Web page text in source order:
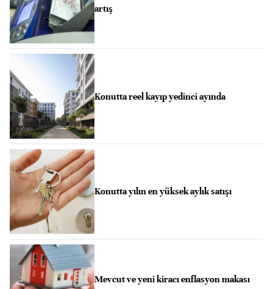
artış
Konutta reel kayıp yedinci ayında
Konutta yılın en yüksek aylık satışı
Mevcut ve yeni kiracı enflasyon makası